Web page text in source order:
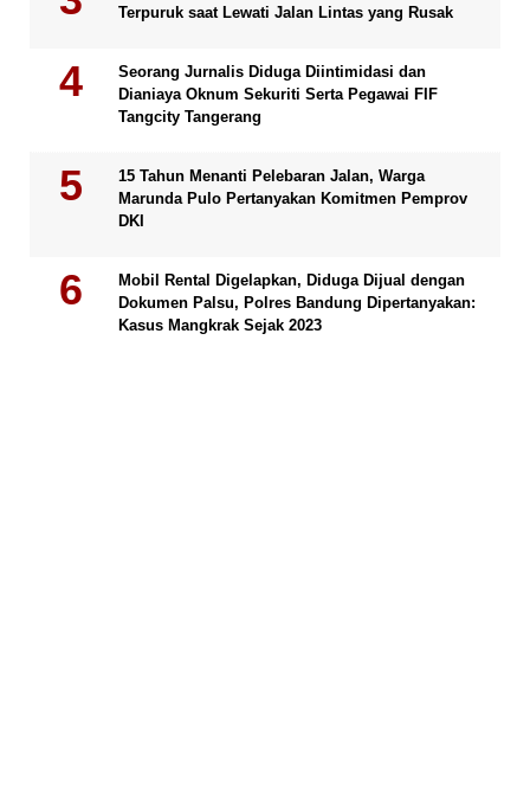
Terpuruk saat Lewati Jalan Lintas yang Rusak
Seorang Jurnalis Diduga Diintimidasi dan
Dianiaya Oknum Sekuriti Serta Pegawai FIF
Tangcity Tangerang
15 Tahun Menanti Pelebaran Jalan, Warga
Marunda Pulo Pertanyakan Komitmen Pemprov
DKI
Mobil Rental Digelapkan, Diduga Dijual dengan
Dokumen Palsu, Polres Bandung Dipertanyakan:
Kasus Mangkrak Sejak 2023